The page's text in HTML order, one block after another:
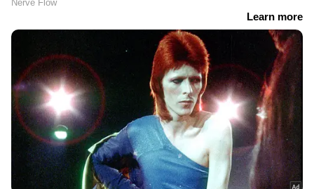
Image Credit :
വെള്ളക്കടല
സാലഡുകൾ, മറ്റ് കറികൾ എന്നിവയിലെല്ലാം
എളുപ്പത്തിൽ ചേർക്കാവുന്ന ഒന്നാണ്
വെള്ളക്കടല. പ്രമേഹരോഗികൾക്ക് ശരീരത്തിന്
ആവശ്യമായ ഊർജ്ജം നൽകാൻ ഇത്
സഹായിക്കും.